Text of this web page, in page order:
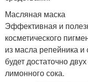
Супер маски
Масляная маска
Эффективная и
косметического
из масла репейника
будет достаточно
лимонного сока.